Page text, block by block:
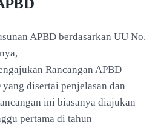
APBD berdasarkan UU No.
Rancangan APBD
disertai penjelasan dan
ini biasanya diajukan
pertama di tahun